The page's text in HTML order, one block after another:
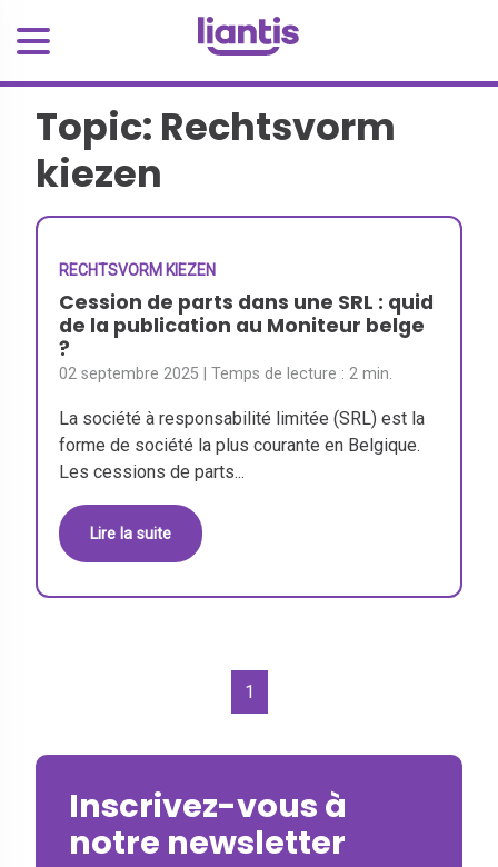
Topic: Rechtsvorm
kiezen
RECHTSVORM KIEZEN
Cession de parts dans une SRL : quid
de la publication au Moniteur belge
?
02 septembre 2025 | Temps de lecture :2 min.
La société à responsabilité limitée (SRL) est la
forme de société la plus courante en Belgique.
Les cessions de parts...
Lire la suite
1
Inscrivez-vous à
notre newsletter